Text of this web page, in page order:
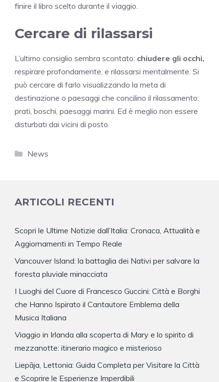
finire il libro scelto durante il viaggio.
Cercare di rilassarsi
L’ultimo consiglio sembra scontato: chiudere gli occhi,
respirare profondamente, e rilassarsi mentalmente. Si
può cercare di farlo visualizzando la meta di
destinazione o paesaggi che concilino il rilassamento:
prati, boschi, paesaggi marini. Ed è meglio non essere
disturbati dai vicini di posto.
Categorie
News
ARTICOLI RECENTI
Scopri le Ultime Notizie dall’Italia: Cronaca, Attualità e
Aggiornamenti in Tempo Reale
Vancouver Island: la battaglia dei Nativi per salvare la
foresta pluviale minacciata
I Luoghi del Cuore di Francesco Guccini: Città e Borghi
che Hanno Ispirato il Cantautore Emblema della
Musica Italiana
Viaggio in Irlanda alla scoperta di Mary e lo spirito di
mezzanotte: itinerario magico e misterioso
Liepāja, Lettonia: Guida Completa per Visitare la Città
e Scoprire le Esperienze Imperdibili